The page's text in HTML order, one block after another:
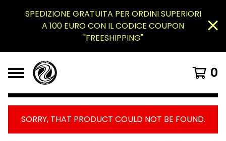
SPEDIZIONE GRATUITA PER ORDINI SUPERIORI
A 100 EURO CON IL CODICE COUPON
"FREESHIPPING"
0
SORRY, THAT PRODUCT COULD NOT BE FOUND.